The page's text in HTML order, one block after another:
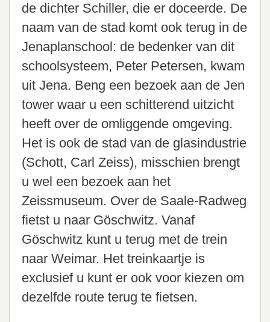
de dichter Schiller, die er doceerde. De
naam van de stad komt ook terug in de
Jenaplanschool: de bedenker van dit
schoolsysteem, Peter Petersen, kwam
uit Jena. Beng een bezoek aan de Jen
tower waar u een schitterend uitzicht
heeft over de omliggende omgeving.
Het is ook de stad van de glasindustrie
(Schott, Carl Zeiss), misschien brengt
u wel een bezoek aan het
Zeissmuseum. Over de Saale-Radweg
fietst u naar Göschwitz. Vanaf
Göschwitz kunt u terug met de trein
naar Weimar. Het treinkaartje is
exclusief u kunt er ook voor kiezen om
dezelfde route terug te fietsen.